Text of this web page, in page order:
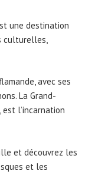
une destination
culturelles,
avec ses
La Grand-
l’incarnation
et découvrez les
et les